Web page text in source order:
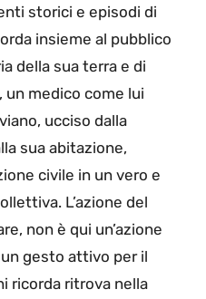
storici e episodi di
insieme al pubblico
della sua terra e di
un medico come lui
ucciso dalla
sua abitazione,
civile in un vero e
L’azione del
non è qui un’azione
gesto attivo per il
ricorda ritrova nella